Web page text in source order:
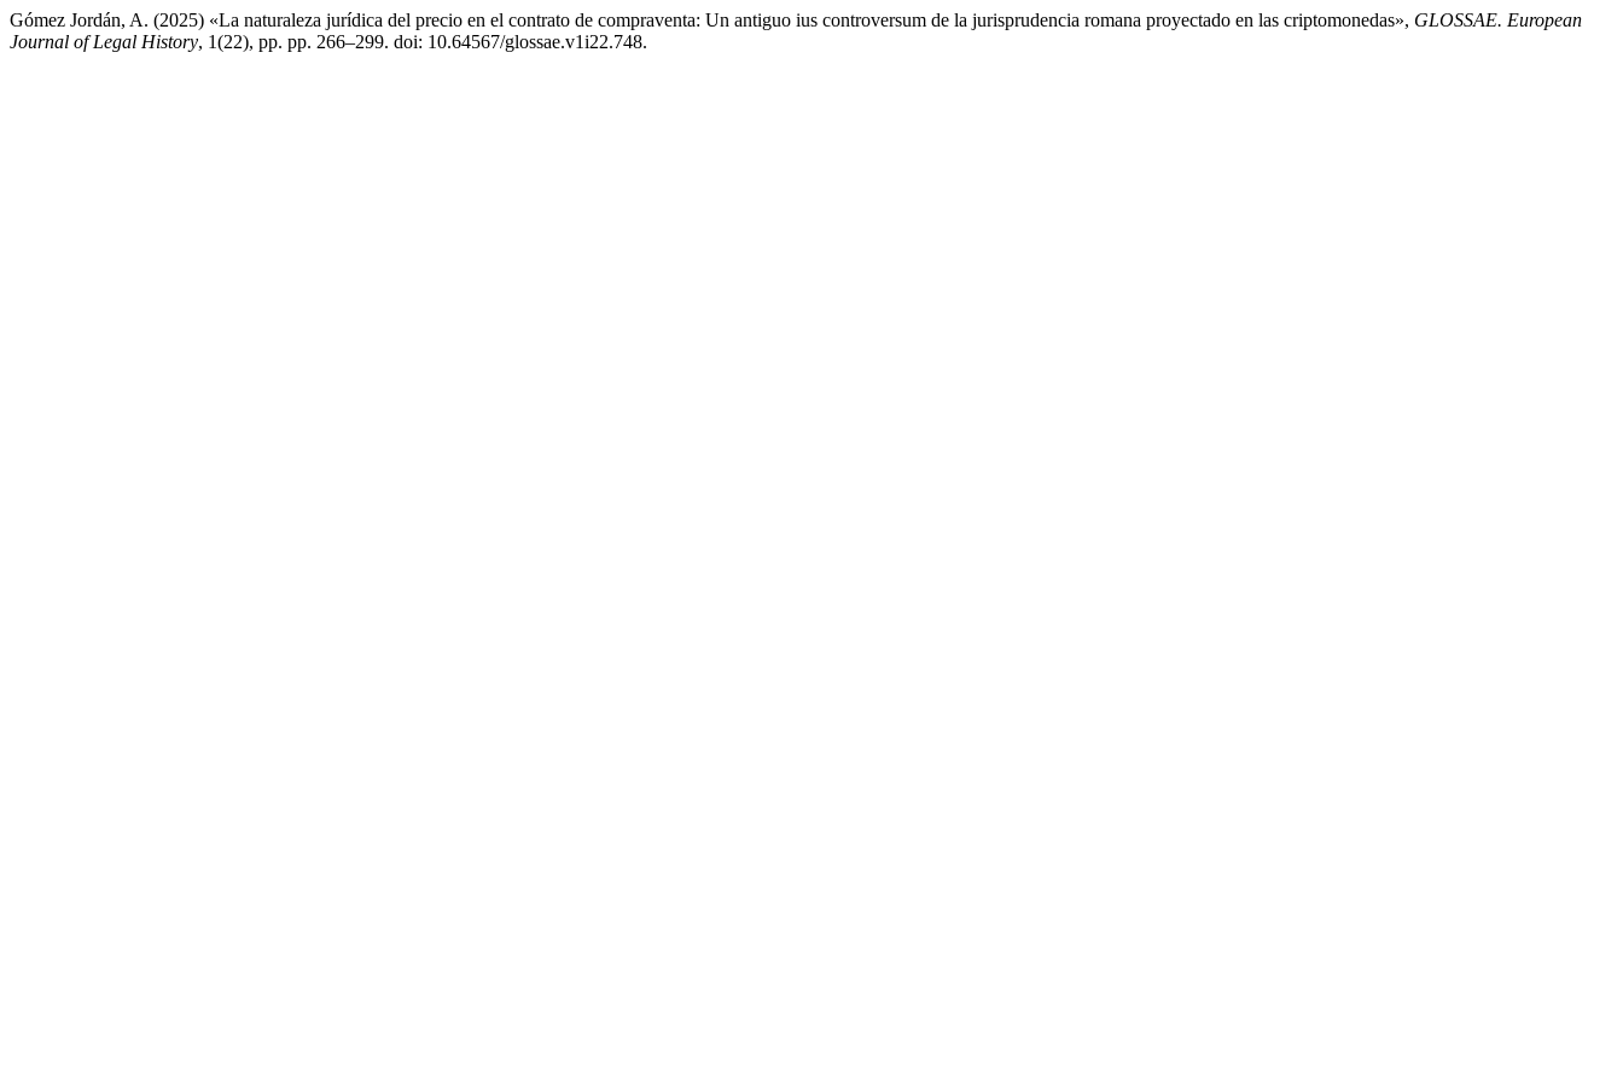
Gómez Jordán, A. (2025) «La naturaleza jurídica del precio en el contrato de compraventa: Un antiguo ius controversum de la jurisprudencia romana proyectado en las criptomonedas», GLOSSAE. European
Journal of Legal History, 1(22), pp. pp. 266–299. doi: 10.64567/glossae.v1i22.748.